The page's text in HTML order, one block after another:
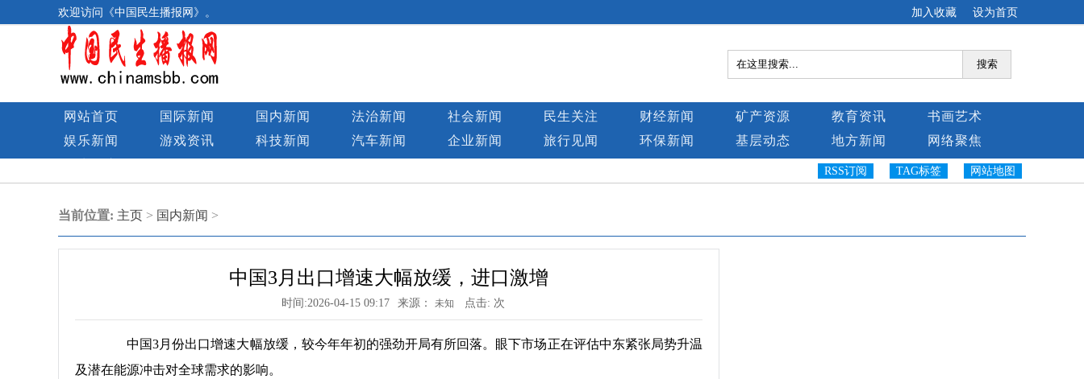
设为首页
加入收藏
欢迎访问《中国民生播报网》。
搜索
网站首页 国际新闻 国内新闻 法治新闻 社会新闻 民生关注 财经新闻 矿产资源 教育资讯
书画艺术
娱乐新闻
游戏资讯 科技新闻 汽车新闻 企业新闻 旅行见闻 环保新闻 基层动态 地方新闻
网络聚焦
网站地图
TAG标签
RSS订阅
当前位置: 主页 > 国内新闻 >
中国3月出口增速大幅放缓，进口激增
时间:2026-04-15 09:17 来源： 未知 点击: 次
中国3月份出口增速大幅放缓，较今年年初的强劲开局有所回落。眼下市场正在评估中东紧张局势升温
及潜在能源冲击对全球需求的影响。